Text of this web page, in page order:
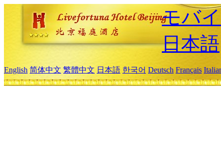
モバ
日本語
English 简体中文 繁體中文 日本語 한국어 Deutsch Français